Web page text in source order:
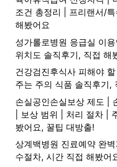
조건 총정리 | 프리랜서/
해봤어요
성가롤로병원 응급실 이
위치도 솔직후기, 직접 해
건강검진후식사 피해야
주는 주의 식품 솔직후기,
손실공인손실보상 제도 |
| 보상 범위 | 처리 절차 |
봤어요, 꿀팁 대방출!
상계백병원 진료예약 완
수절차, 시간 직접 해봤어